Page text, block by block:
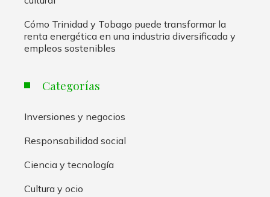
Cómo Trinidad y Tobago puede transformar la
renta energética en una industria diversificada y
empleos sostenibles
Categorías
Inversiones y negocios
Responsabilidad social
Ciencia y tecnología
Cultura y ocio